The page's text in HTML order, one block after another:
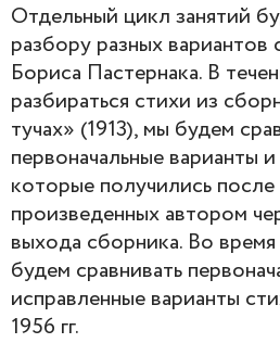
Отдельный цикл занятий
разбору разных вариантов
Бориса Пастернака. В
разбираться стихи из
тучах» (1913), мы будем
первоначальные варианты
которые получились после
произведенных автором
выхода сборника. Во
будем сравнивать
исправленные варианты
1956 гг.